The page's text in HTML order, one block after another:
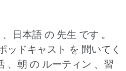
日本語 の 先生 です 。
ッドキャスト を 聞いてく
、朝 の ルーティン 、習